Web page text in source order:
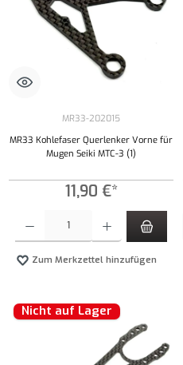
MR33-202015
MR33 Kohlefaser Querlenker Vorne für
Mugen Seiki MTC-3 (1)
11,90 €*
Produkt Anzahl: Gib den gewünschten Wert
Zum Merkzettel hinzufügen
Nicht auf Lager